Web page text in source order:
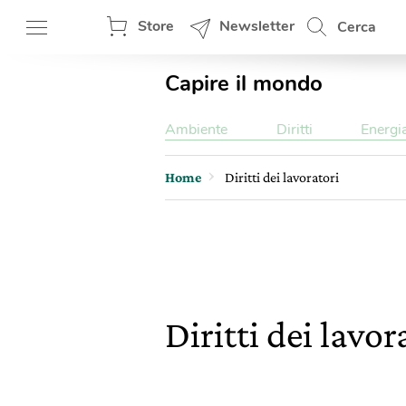
Store Newsletter Cerca
Capire il mondo
Ambiente Diritti
Home Diritti dei lavoratori
Diritti dei